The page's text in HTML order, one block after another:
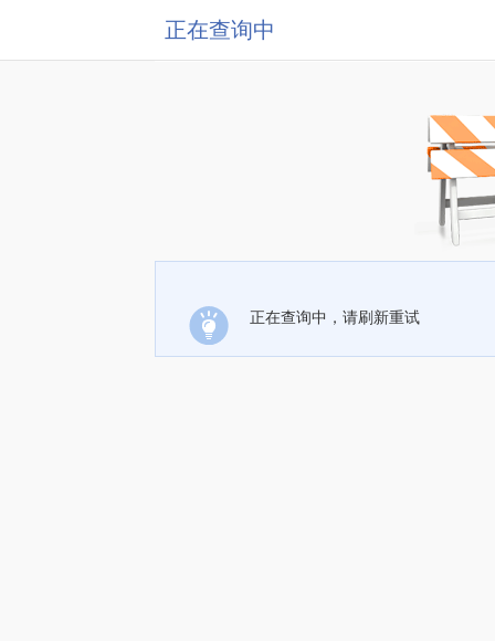
正在查询中
正在查询中，请刷新重试